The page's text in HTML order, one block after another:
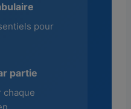
pour
partie
chaque